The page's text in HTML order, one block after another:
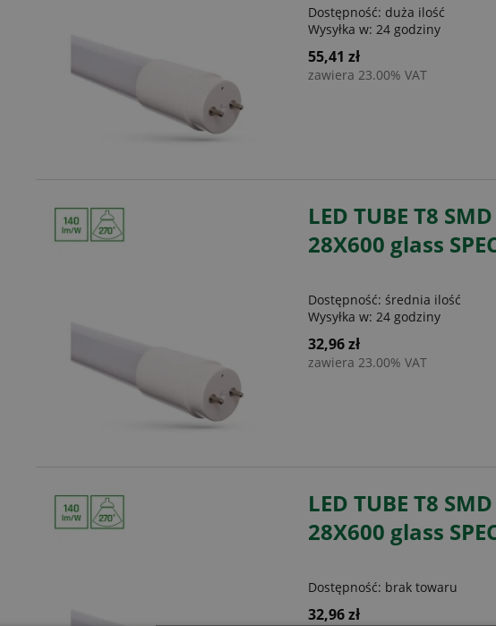
Dostępność: duża ilość
Wysyłka w: 24 godziny
55,41 zł
zawiera 23.00% VAT
LED TUBE T8
28X600 glass
Dostępność: średnia ilość
Wysyłka w: 24 godziny
32,96 zł
zawiera 23.00% VAT
LED TUBE T8
28X600 glass
Dostępność: brak towaru
32,96 zł